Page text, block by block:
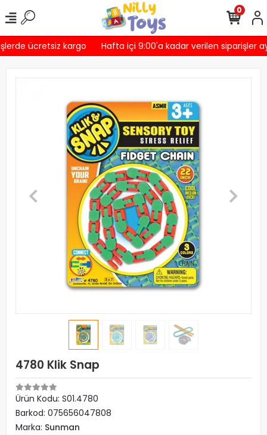
ücretsiz kargo Hafta içi 9:00'a kadar verilen siparişler
0
4780 Klik Snap
Ürün Kodu: S01.4780
Barkod: 075656047808
Marka: Sunman